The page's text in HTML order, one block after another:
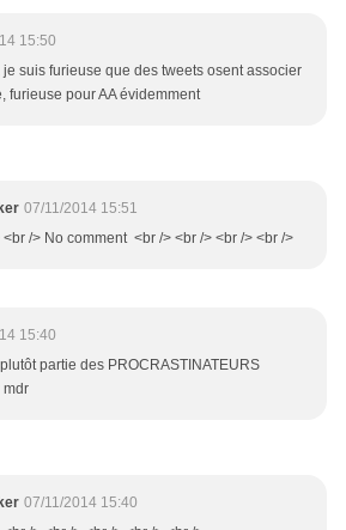
15:50
suis furieuse que des tweets osent associer
furieuse pour AA évidemment
07/11/2014 15:51
<br /> No comment <br /> <br /> <br /> <br />
15:40
plutôt partie des PROCRASTINATEURS
mdr
07/11/2014 15:40